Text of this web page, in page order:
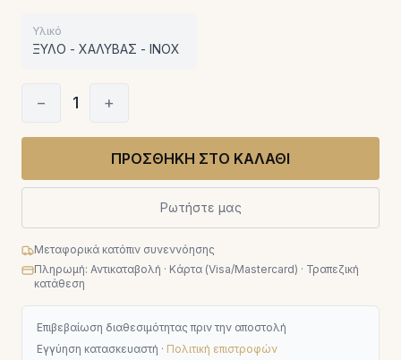
Υλικό
ΞΥΛΟ - ΧΑΛΥΒΑΣ - INOX
− 1 +
ΠΡΟΣΘΗΚΗ ΣΤΟ ΚΑΛΑΘΙ
Ρωτήστε μας
Μεταφορικά κατόπιν συνεννόησης
Πληρωμή: Αντικαταβολή · Κάρτα (Visa/Mastercard) · Τραπεζική
κατάθεση
Επιβεβαίωση διαθεσιμότητας πριν την αποστολή
Εγγύηση κατασκευαστή · Πολιτική επιστροφών